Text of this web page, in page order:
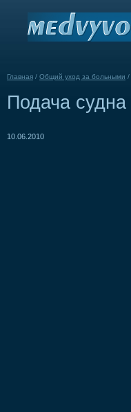
Главная / Общий уход за больными /
Подача судна
10.06.2010